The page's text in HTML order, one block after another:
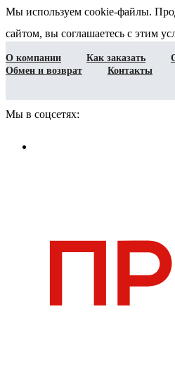
Мы используем cookie-файлы.
сайтом, вы соглашаетесь с этим
О компании Как заказать
Обмен и возврат
Контакты
Мы в соцсетях: